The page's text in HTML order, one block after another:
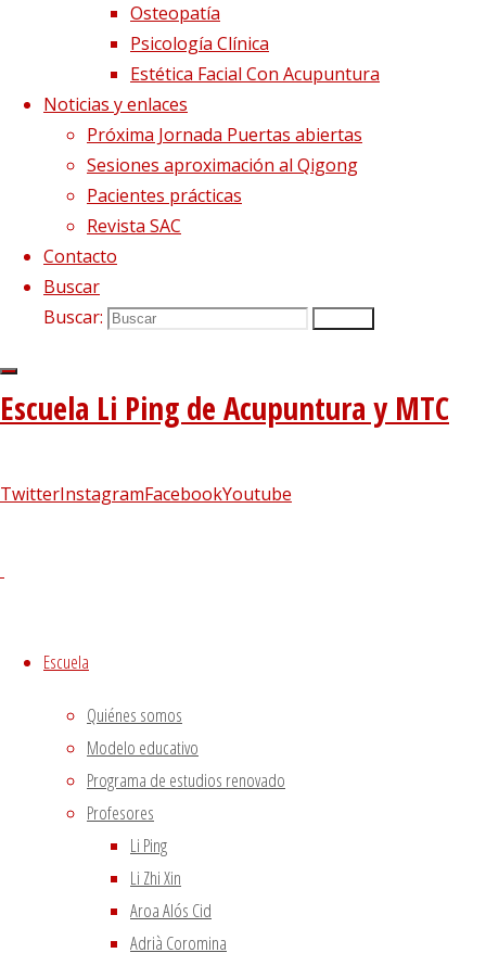
Osteopatía
Psicología Clínica
Estética Facial Con Acupuntura
Noticias y enlaces
Próxima Jornada Puertas abiertas
Sesiones aproximación al Qigong
Pacientes prácticas
Revista SAC
Contacto
Buscar
Buscar:
Escuela Li Ping de Acupuntura y MTC
TwitterInstagramFacebookYoutube
Escuela
Quiénes somos
Modelo educativo
Programa de estudios renovado
Profesores
Li Ping
Li Zhi Xin
Aroa Alós Cid
Adrià Coromina
Imagen anterior
Imagen siguiente
Síguenos en Twitter
Tweets sobre liping_mtc
La decepción no mata, enseña1 diciembre, 2020
Tipología del elemento Metal3 agosto, 2020
Política de privacidad
Volver arriba
TwitterInstagramFacebook
Funciona con
Utilizamos cookies propias
y de terceros para proporcionarte una mejor experiencia
de navegación.
Si haces click asumiremos que aceptas su utilización.